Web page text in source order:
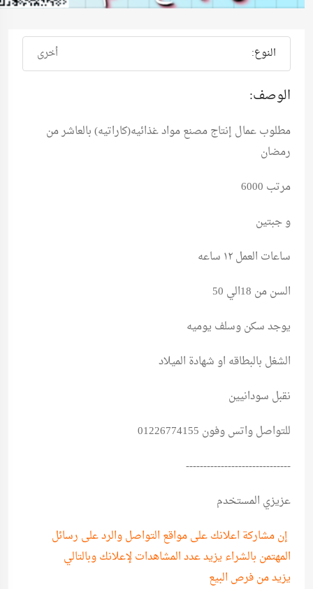
النوع: أخرى
الوصف:
مطلوب عمال إنتاج مصنع مواد غذائيه(كاراتيه) بالعاشر من
رمضان
مرتب 6000
و جبتين
ساعات العمل ١٢ ساعه
السن من 18الي 50
يوجد سكن وسلف يوميه
الشغل بالبطاقه او شهادة الميلاد
نقبل سودانيين
للتواصل واتس وفون 01226774155
------------------------------
عزيزي المستخدم
إن مشاركة اعلانك على مواقع التواصل والرد على رسائل
المهتمن بالشراء يزيد عدد المشاهدات لإعلانك وبالتالي
يزيد من فرص البيع